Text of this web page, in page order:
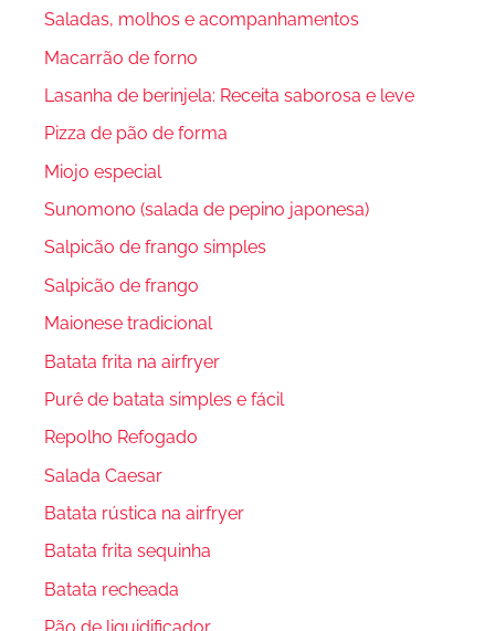
Saladas, molhos e acompanhamentos
Macarrão de forno
Lasanha de berinjela: Receita saborosa e leve
Pizza de pão de forma
Miojo especial
Sunomono (salada de pepino japonesa)
Salpicão de frango simples
Salpicão de frango
Maionese tradicional
Batata frita na airfryer
Purê de batata simples e fácil
Repolho Refogado
Salada Caesar
Batata rústica na airfryer
Batata frita sequinha
Batata recheada